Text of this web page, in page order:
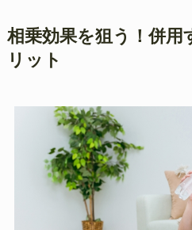
相乗効果を狙う！併用
リット